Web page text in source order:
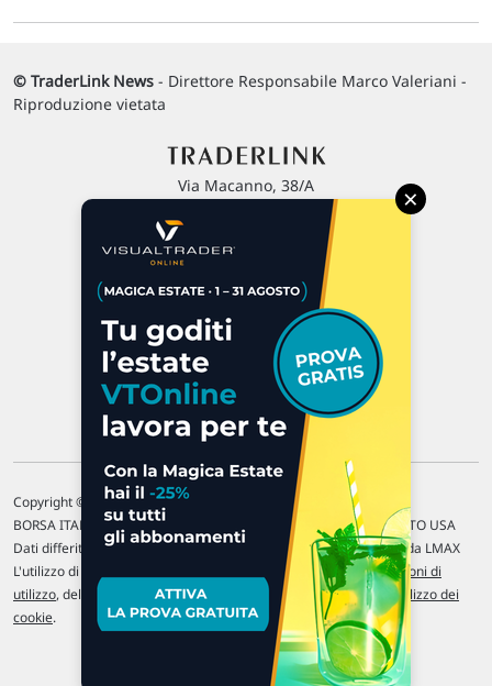
© TraderLink News - Direttore Responsabile Marco Valeriani -
Riproduzione vietata
Via Macanno, 38/A
P.IVA 02 452 460 401
Chi siamo
Commenti e segnalazioni
Contattaci
Copyright © 1996-2026 Traderlink Italia s.r.l.
BORSA ITALIANA Quotazioni di borsa differite di 15 min. / MERCATO USA
Dati differiti di 15 min. (fonte Intrinio) / FOREX Quotazioni fornite da LMAX
L'utilizzo di questo sito implica l'accettazione delle nostre Condizioni di
utilizzo, del Disclaimer MAR, delle Politiche sulla privacye dell' Utilizzo dei
cookie.
×